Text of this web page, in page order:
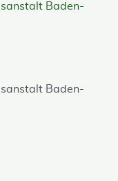
Baden-
Baden-